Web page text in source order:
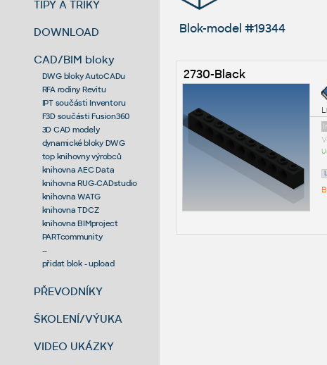
TIPY A TRIKY
DOWNLOAD
CAD/BIM bloky
DWG bloky AutoCADu
RFA rodiny Revitu
IPT součásti Inventoru
F3D součásti Fusion360
3D CAD modely
dynamické bloky DWG
top knihovny výrobců
knihovna AEC Data
knihovna RUG-CADstudio
knihovna WATG
knihovna TDCZ
knihovna BIMproject
PARTcommunity
--
přidat blok - upload
PŘEVODNÍKY
ŠKOLENÍ/VÝUKA
VIDEO UKÁZKY
Blok-model #19344
2730-Black